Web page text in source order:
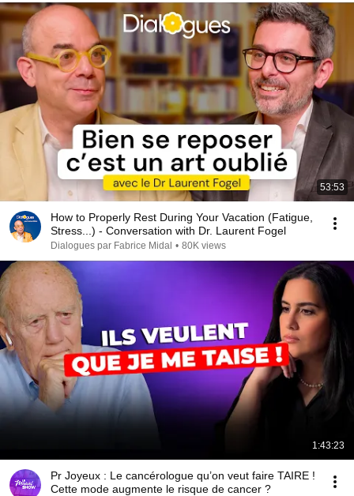
53:53
How to Properly Rest During Your Vacation (Fatigue,
Stress...) - Conversation with Dr. Laurent Fogel
Dialogues par Fabrice Midal • 80K views
1:43:23
Pr Joyeux : Le cancérologue qu’on veut faire TAIRE !
Cette mode augmente le risque de cancer ?